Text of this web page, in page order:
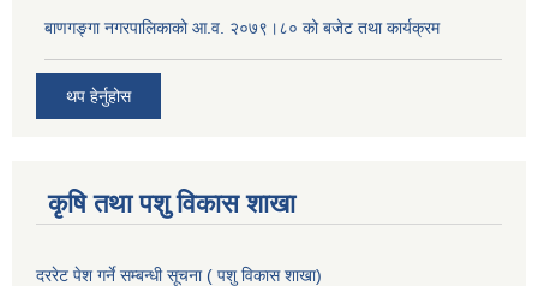
बाणगङ्गा नगरपालिकाको आ.व. २०७९।८० को बजेट तथा कार्यक्रम
थप हेर्नुहोस
कृषि तथा पशु विकास शाखा
दररेट पेश गर्ने सम्बन्धी सूचना ( पशु विकास शाखा)